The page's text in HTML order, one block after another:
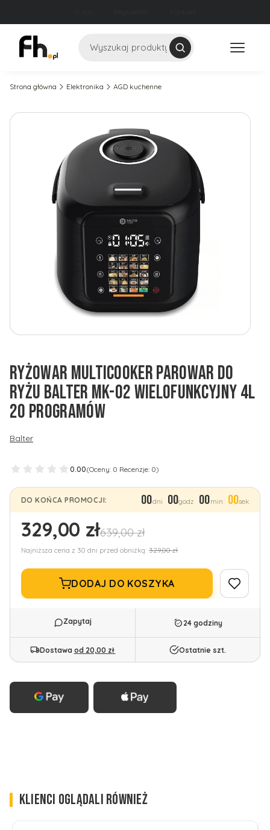
Szukaj
Strona główna Elektronika AGD kuchenne
RYŻOWAR MULTICOOKER PAROWAR DO
RYŻU BALTER MK-02 WIELOFUNKCYJNY 4L
20 PROGRAMÓW
Balter
0.00(Oceny: 0 Recenzje: 0)
DO KOŃCA PROMOCJI: 00dni 00godz 00min 00sek
329,00 zł639,00 zł
Najniższa cena z 30 dni przed obniżką: 329,00 zł
DODAJ DO KOSZYKA
24 godziny
Dostawa od 20,00 zł Ostatnie szt.
KLIENCI OGLĄDALI RÓWNIEŻ